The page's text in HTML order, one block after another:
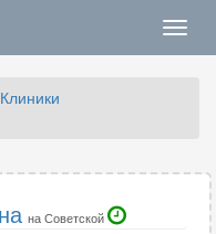
Клиники
на Советской